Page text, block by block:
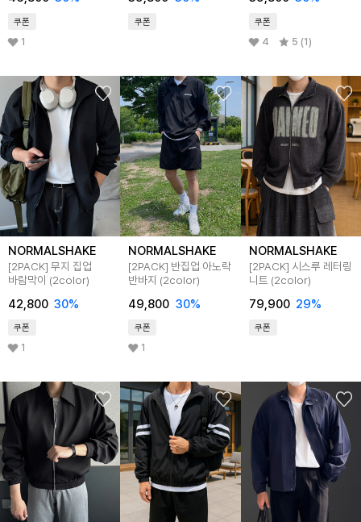
쿠폰
1
쿠폰 쿠폰
4 5 (1)
NORMALSHAKE
[2PACK] 무지 집업
바람막이 (2color)
42,800 30%
쿠폰
1
NORMALSHAKE
[2PACK] 반집업 아노락
반바지 (2color)
49,800 30%
쿠폰
1
NORMALSHAKE
[2PACK] 시스루 레터링
니트 (2color)
79,900 29%
쿠폰